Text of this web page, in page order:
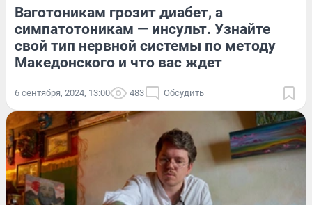
Ваготоникам грозит диабет, а
симпатотоникам — инсульт. Узнайте
свой тип нервной системы по методу
Македонского и что вас ждет
6 сентября, 2024, 13:00 483 Обсудить